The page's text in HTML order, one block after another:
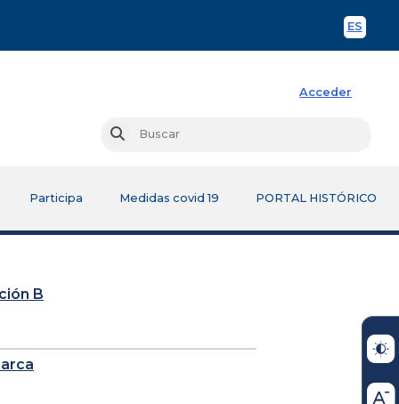
ES
Acceder
Buscar
Participa Medidas covid 19 PORTAL HISTÓRICO
B